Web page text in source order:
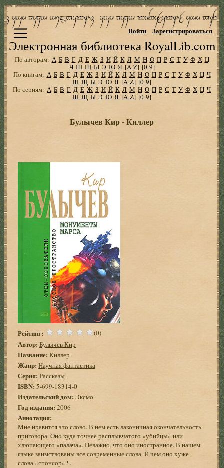
Электронная библиотека RoyalLib.com
Войти Зарегистрироваться
По авторам: А Б В Г Д Е Ж З И Й К Л М Н О П Р С Т У Ф Х Ц
Ч Ш Щ Ы Э Ю Я [A-Z] [0-9]
По книгам: А Б В Г Д Е Ж З И Й К Л М Н О П Р С Т У Ф Х Ц Ч
Ш Щ Ы Э Ю Я [A-Z] [0-9]
По сериям: А Б В Г Д Е Ж З И Й К Л М Н О П Р С Т У Ф Х Ц Ч
Ш Щ Ы Э Ю Я [A-Z] [0-9]
Булычев Кир - Киллер
Рейтинг: (0)
Автор: Булычев Кир
Название: Киллер
Жанр: Научная фантастика
Серия: Рассказы
ISBN: 5-699-18314-0
Издательский дом:Эксмо
Год издания:2006
Аннотация:
Мне нравится это слово. В нем есть лаконичная окончательность
приговора. Оно куда точнее расплывчатого «убийцы» или
хлюпающего «палача». Неважно, что оно иностранное. В нашем
языке заимствованы все современные слова. И чем оно хуже
слова «спонсор»?...